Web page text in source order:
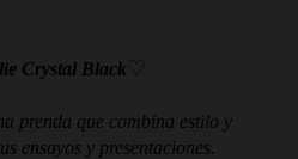
Crystal Black
prenda que combina estilo y
ensayos y presentaciones.